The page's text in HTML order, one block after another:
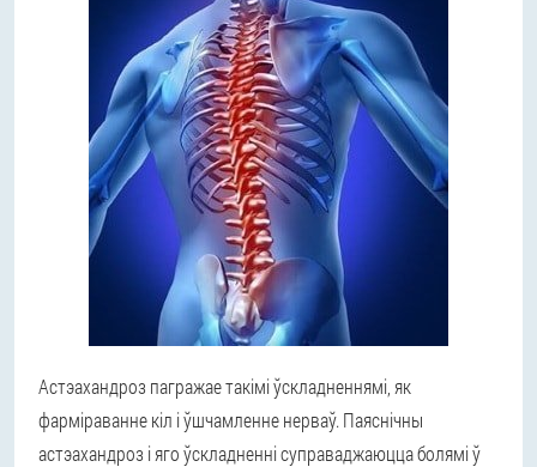
Астэахандроз пагражае такімі ўскладненнямі, як
фарміраванне кіл і ўшчамленне нерваў. Паяснічны
астэахандроз і яго ўскладненні суправаджаюцца болямі ў